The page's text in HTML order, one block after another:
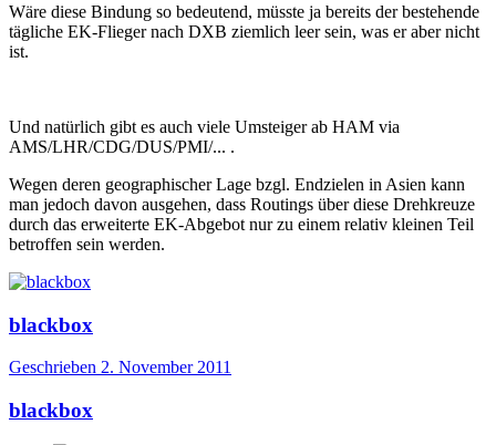
Wäre diese Bindung so bedeutend, müsste ja bereits der bestehende
tägliche EK-Flieger nach DXB ziemlich leer sein, was er aber nicht
ist.
Und natürlich gibt es auch viele Umsteiger ab HAM via
AMS/LHR/CDG/DUS/PMI/... .
Wegen deren geographischer Lage bzgl. Endzielen in Asien kann
man jedoch davon ausgehen, dass Routings über diese Drehkreuze
durch das erweiterte EK-Abgebot nur zu einem relativ kleinen Teil
betroffen sein werden.
blackbox
Geschrieben 2. November 2011
blackbox